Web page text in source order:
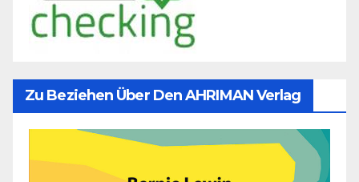
Zu Beziehen Über Den AHRIMAN Verlag